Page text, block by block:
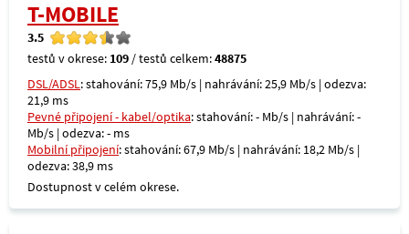
T-MOBILE
3.5
testů v okrese: 109 / testů celkem:48875
DSL/ADSL: stahování: 75,9 Mb/s | nahrávání: 25,9 Mb/s | odezva:
21,9 ms
Pevné připojení - kabel/optika: stahování: - Mb/s | nahrávání: -
Mb/s | odezva: - ms
Mobilní připojení: stahování: 67,9 Mb/s | nahrávání: 18,2 Mb/s |
odezva: 38,9 ms
Dostupnost v celém okrese.